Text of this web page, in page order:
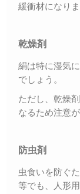
緩衝材になりま
乾燥剤
絹は特に湿気
でしょう。
ただし、乾燥
なるため注意が
防虫剤
虫食いを防ぐ
等でも、人形